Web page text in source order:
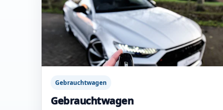
Gebrauchtwagen
Gebrauchtwagen